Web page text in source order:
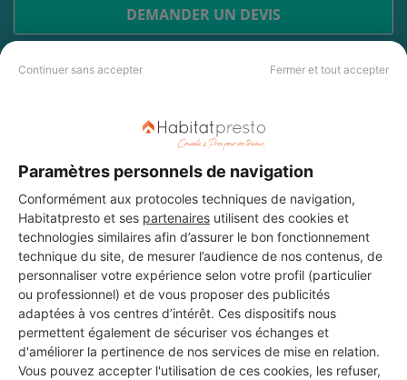
Continuer sans accepter Fermer et tout accepter
Paramètres personnels de navigation
Conformément aux protocoles techniques de navigation,
Habitatpresto et ses partenaires utilisent des cookies et
technologies similaires afin d’assurer le bon fonctionnement
technique du site, de mesurer l’audience de nos contenus, de
personnaliser votre expérience selon votre profil (particulier
ou professionnel) et de vous proposer des publicités
adaptées à vos centres d’intérêt. Ces dispositifs nous
permettent également de sécuriser vos échanges et
d'améliorer la pertinence de nos services de mise en relation.
Vous pouvez accepter l'utilisation de ces cookies, les refuser,
DEMANDER UN DEVIS
Les 3 autres Carreleurs pour
vos travaux à Boucau
IBS
Boucau
21 ans d'expérience
Voir sa fiche